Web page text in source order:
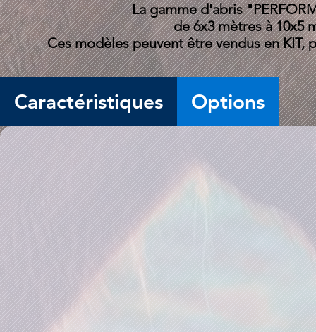
La gamme d'abris
de 6x3 mètres à 10x5
Ces modèles peuvent être vendus en KIT,
Caractéristiques Options